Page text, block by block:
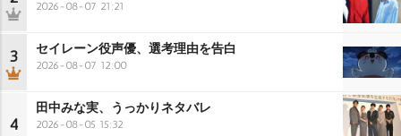
2026-08-07 21:21
3 セイレーン役声優、選考理由を告白
2026-08-07 12:00
4
田中みな実、うっかりネタバレ
2026-08-05 15:32